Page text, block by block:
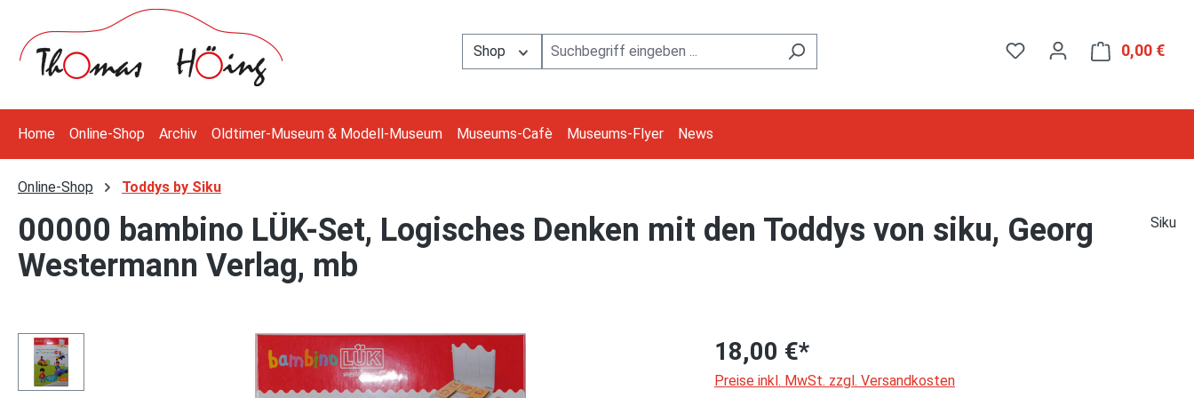
Hauptinhalt springen
Zur Suche springen
Zur Hauptnavigation springen
Shop
0,00 €
Home Online-Shop Archiv Oldtimer-Museum & Modell-Museum Museums-Cafè Museums-Flyer News
Online-Shop Toddys by Siku
00000 bambino LÜK-Set, Logisches Denken mit den Toddys von siku, Georg
Westermann Verlag, mb
Siku
Bildergalerie überspringen 18,00 €*
Preise inkl. MwSt. zzgl. Versandkosten